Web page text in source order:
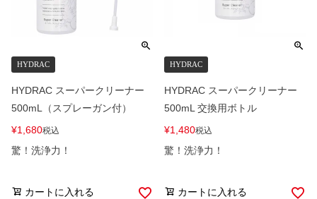
HYDRAC
HYDRAC スーパークリーナー
500mL（スプレーガン付）
¥1,680税込
驚！洗浄力！
カートに入れる
HYDRAC
HYDRAC スーパークリーナー
500mL 交換用ボトル
¥1,480税込
驚！洗浄力！
カートに入れる